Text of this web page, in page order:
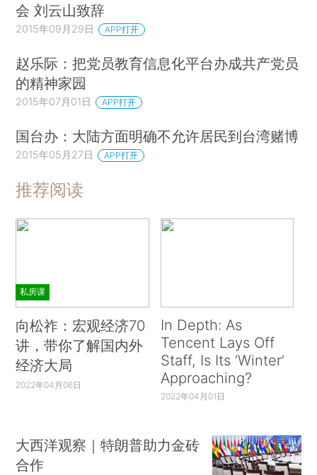
会 刘云山致辞
2015年09月29日 APP打开
赵乐际：把党员教育信息化平台办成共产党员
的精神家园
2015年07月01日 APP打开
国台办：大陆方面明确不允许居民到台湾赌博
2015年05月27日 APP打开
推荐阅读
私房课
向松祚：宏观经济70
讲，带你了解国内外
经济大局
2022年04月06日
In Depth: As
Tencent Lays Off
Staff, Is Its ‘Winter’
Approaching?
2022年04月01日
大西洋观察｜特朗普助力金砖
合作